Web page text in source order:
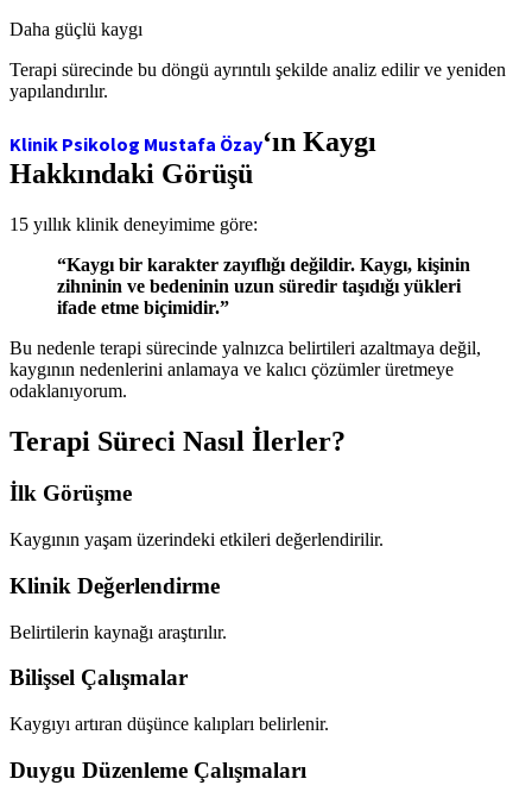
Daha güçlü kaygı
Terapi sürecinde bu döngü ayrıntılı şekilde analiz edilir ve yeniden
yapılandırılır.
Klinik Psikolog Mustafa Özay‘ın Kaygı
Hakkındaki Görüşü
15 yıllık klinik deneyimime göre:
“Kaygı bir karakter zayıflığı değildir. Kaygı, kişinin
zihninin ve bedeninin uzun süredir taşıdığı yükleri
ifade etme biçimidir.”
Bu nedenle terapi sürecinde yalnızca belirtileri azaltmaya değil,
kaygının nedenlerini anlamaya ve kalıcı çözümler üretmeye
odaklanıyorum.
Terapi Süreci Nasıl İlerler?
İlk Görüşme
Kaygının yaşam üzerindeki etkileri değerlendirilir.
Klinik Değerlendirme
Belirtilerin kaynağı araştırılır.
Bilişsel Çalışmalar
Kaygıyı artıran düşünce kalıpları belirlenir.
Duygu Düzenleme Çalışmaları